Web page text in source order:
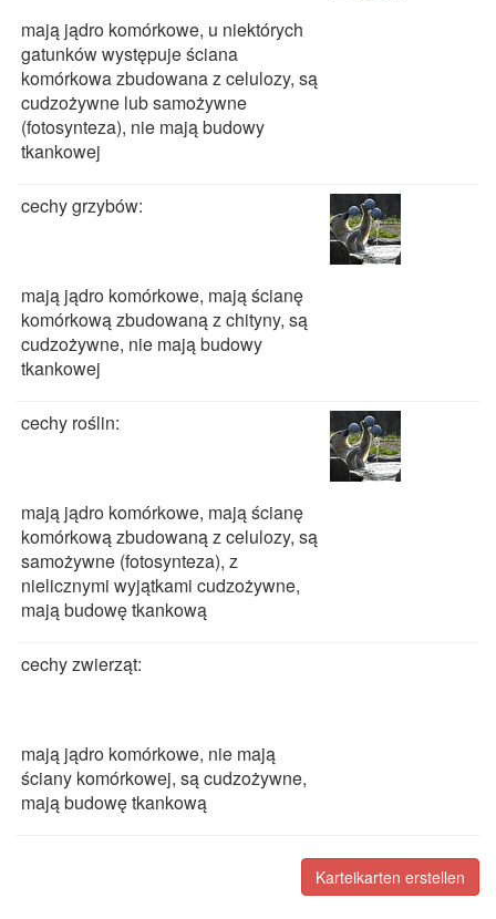
mają jądro komórkowe, u niektórych
gatunków występuje ściana
komórkowa zbudowana z celulozy, są
cudzożywne lub samożywne
(fotosynteza), nie mają budowy
tkankowej
cechy grzybów:
mają jądro komórkowe, mają ścianę
komórkową zbudowaną z chityny, są
cudzożywne, nie mają budowy
tkankowej
cechy roślin:
mają jądro komórkowe, mają ścianę
komórkową zbudowaną z celulozy, są
samożywne (fotosynteza), z
nielicznymi wyjątkami cudzożywne,
mają budowę tkankową
cechy zwierząt:
mają jądro komórkowe, nie mają
ściany komórkowej, są cudzożywne,
mają budowę tkankową
Karteikarten erstellen